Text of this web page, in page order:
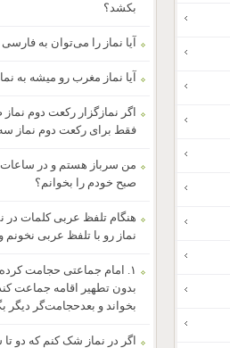
بکشد؟
آیا نماز را می‌توان به
آیا نماز مغرب رو میشه به
اگر نمازگزار رکعت دوم
فقط برای رکعت دوم نماز
صبح خودم را بخوانم؟
هنگام تلفظ عربی کلمات در
نماز رو با تلفظ عربی
۱. امام جماعتی حجامت
بخواند و بعدحجامت‌گر دیگر
اگر در نماز شک کنم که دو